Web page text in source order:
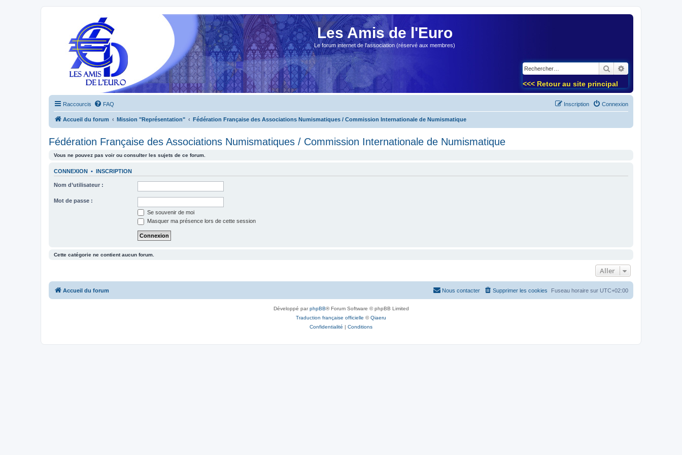
Les Amis de l'Euro
Le forum internet de l'association (réservé aux membres)
Rechercher
<<< Retour au site principal
Raccourcis FAQ Connexion
Inscription
Accueil du forum Mission "Représentation" Fédération Française des Associations Numismatiques / Commission Internationale de Numismatique
Fédération Française des Associations Numismatiques / Commission Internationale de Numismatique
Vous ne pouvez pas voir ou consulter les sujets de ce forum.
CONNEXION • INSCRIPTION
Nom d’utilisateur :
Mot de passe :
Se souvenir de moi
Masquer ma présence lors de cette session
Cette catégorie ne contient aucun forum.
Aller
Accueil du forum Fuseau horaire sur UTC+02:00
Supprimer les cookies
Nous contacter
Développé parphpBB® Forum Software © phpBB Limited
Traduction française officielle ©Qiaeru
Confidentialité | Conditions